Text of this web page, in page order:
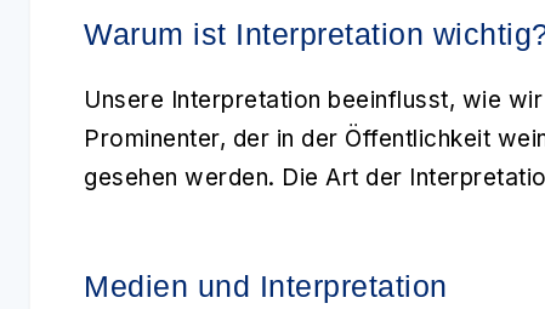
Warum ist Interpretation
Unsere Interpretation beeinflusst, wie
Prominenter, der in der Öffentlichkeit
gesehen werden. Die Art der
Medien und Interpretation